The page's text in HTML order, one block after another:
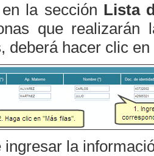
la sección Lista
que
deberá hacer clic
ingresar la